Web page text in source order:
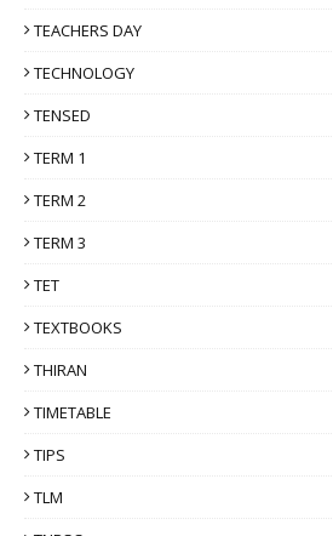
TEACHERS DAY
TECHNOLOGY
TENSED
TERM 1
TERM 2
TERM 3
TET
TEXTBOOKS
THIRAN
TIMETABLE
TIPS
TLM